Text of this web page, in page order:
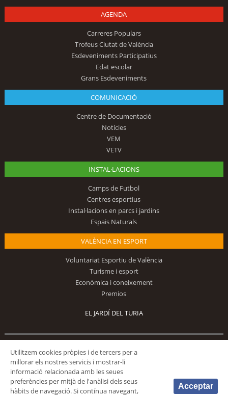
AGENDA
Carreres Populars
Trofeus Ciutat de València
Esdeveniments Participatius
Edat escolar
Grans Esdeveniments
COMUNICACIÓ
Centre de Documentació
Notícies
VEM
VETV
INSTAL·LACIONS
Camps de Futbol
Centres esportius
Instal·lacions en parcs i jardins
Espais Naturals
VALÈNCIA EN ESPORT
Voluntariat Esportiu de València
Turisme i esport
Econòmica i coneixement
Premios
EL JARDÍ DEL TURIA
Utilitzem cookies pròpies i de tercers per a
millorar els nostres servicis i mostrar-li
informació relacionada amb les seues
preferències per mitjà de l'anàlisi dels seus
hàbits de navegació. Si contínua navegant,
Acceptar